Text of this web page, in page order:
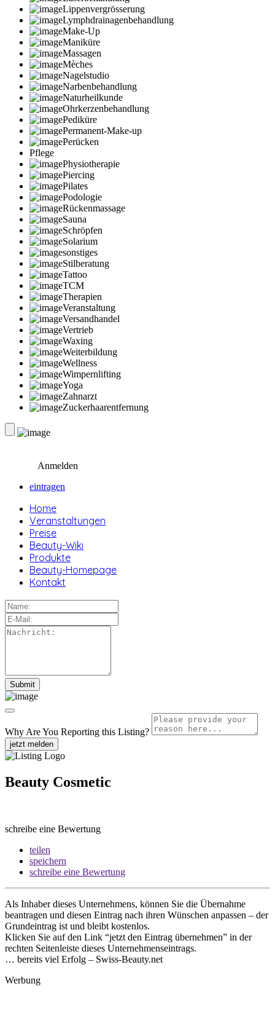
Lippenvergrösserung
Lymphdrainagenbehandlung
Make-Up
Maniküre
Massagen
Mèches
Nagelstudio
Narbenbehandlung
Naturheilkunde
Ohrkerzenbehandlung
Pediküre
Permanent-Make-up
Perücken
Pflege
Physiotherapie
Piercing
Pilates
Podologie
Rückenmassage
Sauna
Schröpfen
Solarium
sonstiges
Stilberatung
Tattoo
TCM
Therapien
Veranstaltung
Versandhandel
Vertrieb
Waxing
Weiterbildung
Wellness
Wimpernlifting
Yoga
Zahnarzt
Zuckerhaarentfernung
Anmelden
eintragen
Home
Veranstaltungen
Preise
Beauty-Wiki
Produkte
Beauty-Homepage
Kontakt
Why Are You Reporting this Listing?
jetzt melden
Beauty Cosmetic
schreibe eine Bewertung
teilen
speichern
schreibe eine Bewertung
Als Inhaber dieses Unternehmens, können Sie die Übernahme
beantragen und diesen Eintrag nach ihren Wünschen anpassen – der
Grundeintrag ist und bleibt kostenlos.
Klicken Sie auf den Link “jetzt den Eintrag übernehmen” in der
rechten Seitenleiste dieses Unternehmenseintrags.
… bereits viel Erfolg – Swiss-Beauty.net
Werbung